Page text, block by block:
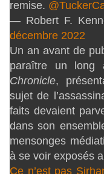
remise.
— Robert F.
décembre 2022
Un an avant de
paraître un long
Chronicle,
sujet de
faits devaient
dans son
mensonges
à se voir exposés
Ce n’est pas